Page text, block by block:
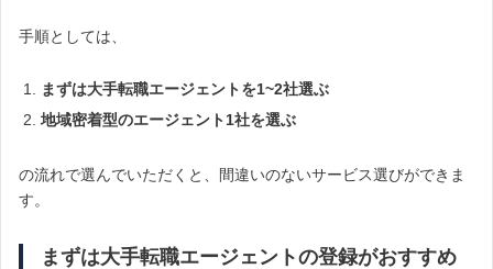
手順としては、
まずは大手転職エージェントを1~2社選ぶ
地域密着型のエージェント1社を選ぶ
の流れで選んでいただくと、間違いのないサービス選びができま
す。
まずは大手転職エージェントの登録がおすすめ